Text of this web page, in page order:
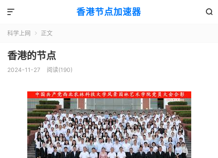
香港节点加速器 

科学上网  正文
香港的节点
2024-11-27 阅读(190)